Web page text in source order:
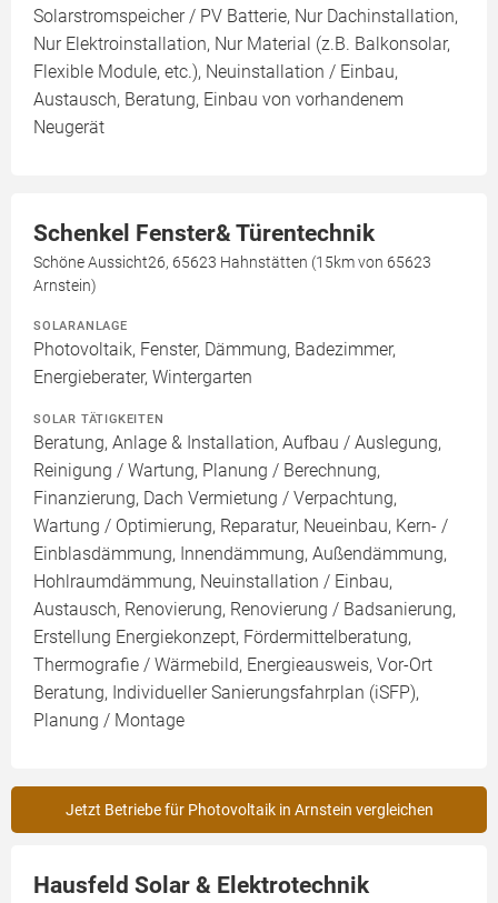
Solarstromspeicher / PV Batterie, Nur Dachinstallation,
Nur Elektroinstallation, Nur Material (z.B. Balkonsolar,
Flexible Module, etc.), Neuinstallation / Einbau,
Austausch, Beratung, Einbau von vorhandenem
Neugerät
Schenkel Fenster& Türentechnik
Schöne Aussicht26, 65623 Hahnstätten (15km von 65623
Arnstein)
SOLARANLAGE
Photovoltaik, Fenster, Dämmung, Badezimmer,
Energieberater, Wintergarten
SOLAR TÄTIGKEITEN
Beratung, Anlage & Installation, Aufbau / Auslegung,
Reinigung / Wartung, Planung / Berechnung,
Finanzierung, Dach Vermietung / Verpachtung,
Wartung / Optimierung, Reparatur, Neueinbau, Kern- /
Einblasdämmung, Innendämmung, Außendämmung,
Hohlraumdämmung, Neuinstallation / Einbau,
Austausch, Renovierung, Renovierung / Badsanierung,
Erstellung Energiekonzept, Fördermittelberatung,
Thermografie / Wärmebild, Energieausweis, Vor-Ort
Beratung, Individueller Sanierungsfahrplan (iSFP),
Planung / Montage
Jetzt Betriebe für Photovoltaik in Arnstein vergleichen
Hausfeld Solar & Elektrotechnik